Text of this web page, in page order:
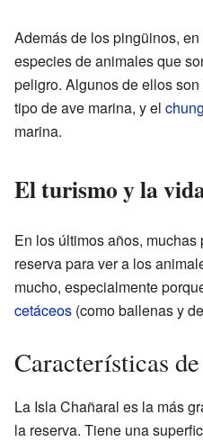
Además de los pingüinos,
especies de animales que
peligro. Algunos de ellos son
tipo de ave marina, y el
marina.
El turismo y la
En los últimos años,
reserva para ver a los
mucho, especialmente
cetáceos (como ballenas y
Características
La Isla Chañaral es la más
la reserva. Tiene una